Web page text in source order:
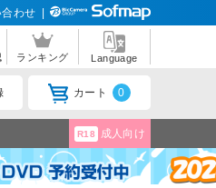
わせ
ランキング Language
カート 0
R18 成人向け